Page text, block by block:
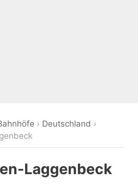
› Deutschland ›
Laggenbeck